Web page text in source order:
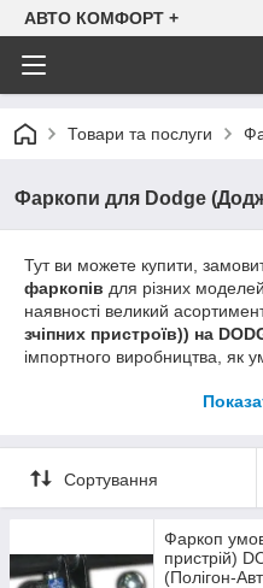
АВТО КОМФОРТ +
Товари та послуги
Фаркопи для Dodge
Тут ви можете купити,
фаркопів для різних
наявності великий
зчіпних пристроїв)) на
імпортного виробництва, як
знаходите інформацію про
оновлюється). Просимо
телефонами для уточнення
096-097-97-11
Сортування
Фаркоп
пристрій)
(Полігон-